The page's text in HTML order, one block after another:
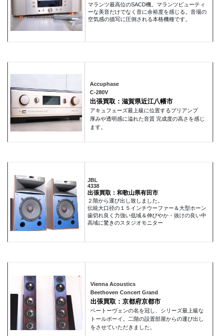
マランツ最高位のSACD機。マランツビューティ
ーな美音だけでなく音に余裕度を感じる。音場の
空気感の描写に圧倒される本格機種です。
Accuphase
C-280V
出張買取：滋賀県近江八幡市
アキュフェーズ最上級に位置するプリアンプ
厚みや透明感に溢れた音質 完成度の高さを感じ
ます。
JBL
4338
出張買取：和歌山県有田市
２階から運び出し致しました。
伝統大口径の１５インチウーファー＆大型ホーン
歯切れ良く力強い低域＆伸びやか・抜けの良い中
高域に驚きのスタジオモニター
Vienna Acoustics
Beethoven Concert Grand
出張買取：京都府京都市
ベートーヴェンの名を冠し、シリーズ最上級な
トールボーイ。二階の設置部屋からの運び出し
をさせていただきました。